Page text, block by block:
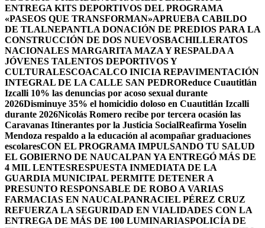
ENTREGA KITS DEPORTIVOS DEL PROGRAMA
«PASEOS QUE TRANSFORMAN»APRUEBA CABILDO
DE TLALNEPANTLA DONACIÓN DE PREDIOS PARA LA
CONSTRUCCIÓN DE DOS NUEVOSBACHILLERATOS
NACIONALES MARGARITA MAZA Y RESPALDA A
JÓVENES TALENTOS DEPORTIVOS Y
CULTURALESCOACALCO INICIA REPAVIMENTACIÓN
INTEGRAL DE LA CALLE SAN PEDROReduce Cuautitlán
Izcalli 10% las denuncias por acoso sexual durante
2026Disminuye 35% el homicidio doloso en Cuautitlán Izcalli
durante 2026Nicolás Romero recibe por tercera ocasión las
Caravanas Itinerantes por la Justicia SocialReafirma Yoselin
Mendoza respaldo a la educación al acompañar graduaciones
escolaresCON EL PROGRAMA IMPULSANDO TU SALUD
EL GOBIERNO DE NAUCALPAN YA ENTREGÓ MÁS DE
4 MIL LENTESRESPUESTA INMEDIATA DE LA
GUARDIA MUNICIPAL PERMITE DETENER A
PRESUNTO RESPONSABLE DE ROBO A VARIAS
FARMACIAS EN NAUCALPANRACIEL PÉREZ CRUZ
REFUERZA LA SEGURIDAD EN VIALIDADES CON LA
ENTREGA DE MÁS DE 100 LUMINARIASPOLICÍA DE